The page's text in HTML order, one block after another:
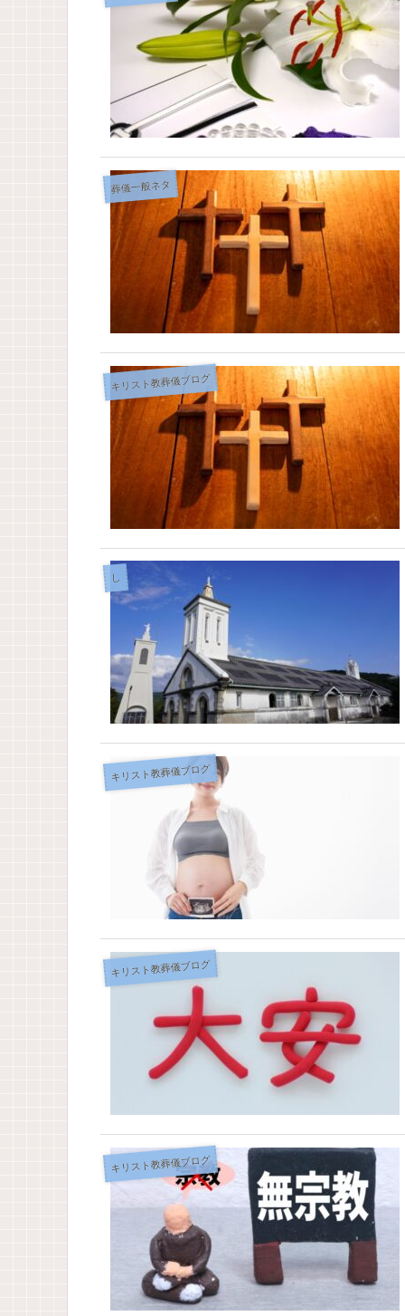
葬儀一般ネタ
キリスト教葬儀ブログ
し
キリスト教葬儀ブログ
キリスト教葬儀ブログ
キリスト教葬儀ブログ